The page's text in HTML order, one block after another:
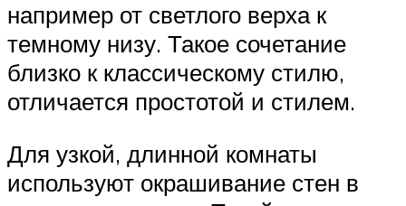
например от светлого верха к
темному низу. Такое сочетание
близко к классическому стилю,
отличается простотой и стилем.
Для узкой, длинной комнаты
используют окрашивание стен в